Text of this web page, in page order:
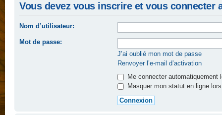
Vous devez vous inscrire et vous
Nom d’utilisateur:
Mot de passe:
J’ai oublié mon mot de passe
Renvoyer l’e-mail d’activation
Me connecter automatiquement
Masquer mon statut en ligne